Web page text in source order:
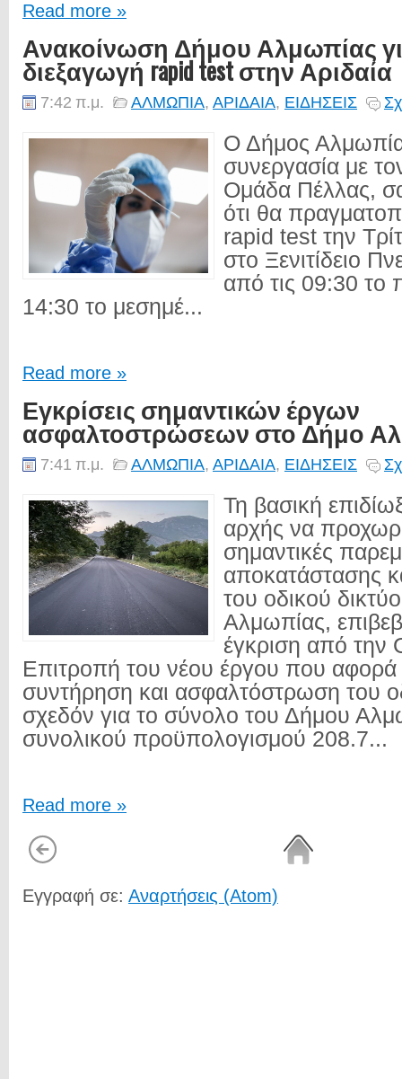
Read more »
Ανακοίνωση Δήμου Αλμωπίας
διεξαγωγή rapid test στην Αριδαία
7:42 π.μ. ΑΛΜΩΠΙΑ, ΑΡΙΔΑΙΑ, ΕΙΔΗΣΕΙΣ
Ο Δήμος
συνεργασία με
Ομάδα Πέλλας,
ότι θα
rapid test την
στο Ξενιτίδειο
από τις 09:30 το
14:30 το μεσημέ...
Read more »
Εγκρίσεις σημαντικών έργων
ασφαλτοστρώσεων στο Δήμο
7:41 π.μ. ΑΛΜΩΠΙΑ, ΑΡΙΔΑΙΑ, ΕΙΔΗΣΕΙΣ
Τη βασική
αρχής να
σημαντικές
αποκατάστασης
του οδικού
Αλμωπίας,
έγκριση από την
Επιτροπή του νέου έργου που αφορά
συντήρηση και ασφαλτόστρωση του
σχεδόν για το σύνολο του Δήμου
συνολικού προϋπολογισμού 208.7...
Read more »
Εγγραφή σε: Αναρτήσεις (Atom)